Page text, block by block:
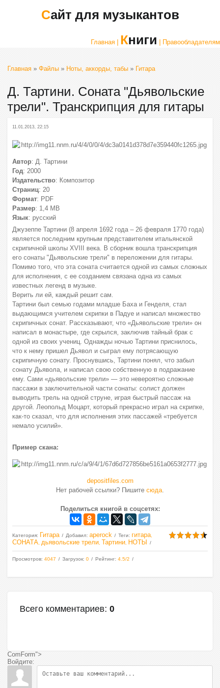
Сайт для музыкантов
Главная | Книги | Правообладателям
Главная » Файлы » Ноты, аккорды, табы » Гитара
Д. Тартини. Соната "Дьявольские
трели". Транскрипция для гитары
11.01.2013, 22:15
Автор: Д. Тартини
Год: 2000
Издательство: Композитор
Страниц: 20
Формат: PDF
Размер: 1,4 МВ
Язык: русский
Джузеппе Тартини (8 апреля 1692 года – 26 февраля 1770 года)
является последним крупным представителем итальянской
скрипичной школы XVIII века. В сборник вошла транскрипция
его сонаты "Дьявольские трели" в переложении для гитары.
Помимо того, что эта соната считается одной из самых сложных
для исполнения, с ее созданием связана одна из самых
известных легенд в музыке.
Верить ли ей, каждый решит сам.
Тартини был семью годами младше Баха и Генделя, стал
выдающимся учителем скрипки в Падуе и написал множество
скрипичных сонат. Рассказывают, что «Дьявольские трели» он
написал в монастыре, где скрылся, заключив тайный брак с
одной из своих учениц. Однажды ночью Тартини приснилось,
что к нему пришел Дьявол и сыграл ему потрясающую
скрипичную сонату. Проснувшись, Тартини понял, что забыл
сонату Дьявола, и написал свою собственную в подражание
ему. Сами «дьявольские трели» — это невероятно сложные
пассажи в заключительной части сонаты: солист должен
выводить трель на одной струне, играя быстрый пассаж на
другой. Леопольд Моцарт, который прекрасно играл на скрипке,
как-то сказал, что для исполнения этих пассажей «требуется
немало усилий».
Пример скана:
depositfiles.com
Нет рабочей ссылки? Пишите сюда.
Поделиться книгой в соцсетях:
Категория: Гитара Добавил: aperock Теги: гитара
СОНАТА дьявольские трели Тартини НОТЫ
Просмотров: 4047 Загрузок: 0 Рейтинг: 4.5/2
Всего комментариев: 0
ComForm">
Войдите: